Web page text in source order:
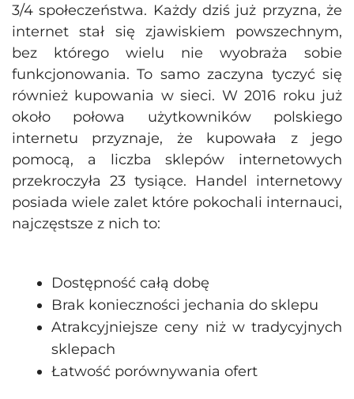
3/4 społeczeństwa. Każdy dziś już przyzna, że
internet stał się zjawiskiem powszechnym,
bez którego wielu nie wyobraża sobie
funkcjonowania. To samo zaczyna tyczyć się
również kupowania w sieci. W 2016 roku już
około połowa użytkowników polskiego
internetu przyznaje, że kupowała z jego
pomocą, a liczba sklepów internetowych
przekroczyła 23 tysiące. Handel internetowy
posiada wiele zalet które pokochali internauci,
najczęstsze z nich to:
Dostępność całą dobę
Brak konieczności jechania do sklepu
Atrakcyjniejsze ceny niż w tradycyjnych
sklepach
Łatwość porównywania ofert